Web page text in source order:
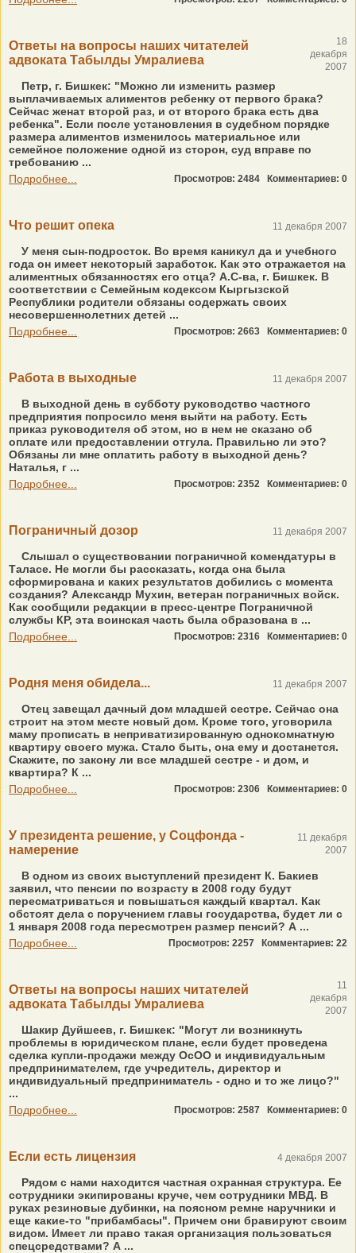
Ответы на вопросы наших читателей
адвоката Табылды Умралиева
18
декабря
2007
Петр, г. Бишкек: "Можно ли изменить размер
выплачиваемых алиментов ребенку от первого брака?
Сейчас женат второй раз, и от второго брака есть два
ребенка". Если после установления в судебном порядке
размера алиментов изменилось материальное или
семейное положение одной из сторон, суд вправе по
требованию ...
Подробнее...
Просмотров: 2484 Комментариев: 0
Что решит опека 11 декабря 2007
У меня сын-подросток. Во время каникул да и учебного
года он имеет некоторый заработок. Как это отражается на
алиментных обязанностях его отца? А.С-ва, г. Бишкек. В
соответствии с Семейным кодексом Кыргызской
Республики родители обязаны содержать своих
несовершеннолетних детей ...
Подробнее...
Просмотров: 2663 Комментариев: 0
Работа в выходные 11 декабря 2007
В выходной день в субботу руководство частного
предприятия попросило меня выйти на работу. Есть
приказ руководителя об этом, но в нем не сказано об
оплате или предоставлении отгула. Правильно ли это?
Обязаны ли мне оплатить работу в выходной день?
Наталья, г ...
Подробнее...
Просмотров: 2352 Комментариев: 0
Пограничный дозор 11 декабря 2007
Слышал о существовании пограничной комендатуры в
Таласе. Не могли бы рассказать, когда она была
сформирована и каких результатов добились с момента
создания? Александр Мухин, ветеран пограничных войск.
Как сообщили редакции в пресс-центре Пограничной
службы КР, эта воинская часть была образована в ...
Подробнее...
Просмотров: 2316 Комментариев: 0
Родня меня обидела... 11 декабря 2007
Отец завещал дачный дом младшей сестре. Сейчас она
строит на этом месте новый дом. Кроме того, уговорила
маму прописать в неприватизированную однокомнатную
квартиру своего мужа. Стало быть, она ему и достанется.
Скажите, по закону ли все младшей сестре - и дом, и
квартира? К ...
Подробнее...
Просмотров: 2306 Комментариев: 0
У президента решение, у Соцфонда -
намерение
11 декабря
2007
В одном из своих выступлений президент К. Бакиев
заявил, что пенсии по возрасту в 2008 году будут
пересматриваться и повышаться каждый квартал. Как
обстоят дела с поручением главы государства, будет ли с
1 января 2008 года пересмотрен размер пенсий? А ...
Подробнее...
Просмотров: 2257 Комментариев: 22
Ответы на вопросы наших читателей
адвоката Табылды Умралиева
11
декабря
2007
Шакир Дуйшеев, г. Бишкек: "Могут ли возникнуть
проблемы в юридическом плане, если будет проведена
сделка купли-продажи между ОсОО и индивидуальным
предпринимателем, где учредитель, директор и
индивидуальный предприниматель - одно и то же лицо?"
...
Подробнее...
Просмотров: 2587 Комментариев: 0
Если есть лицензия 4 декабря 2007
Рядом с нами находится частная охранная структура. Ее
сотрудники экипированы круче, чем сотрудники МВД. В
руках резиновые дубинки, на поясном ремне наручники и
еще какие-то "прибамбасы". Причем они бравируют своим
видом. Имеет ли право такая организация пользоваться
спецсредствами? А ...